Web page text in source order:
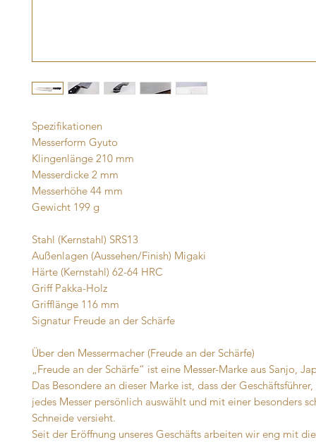
Spezifikationen
Messerform Gyuto
Klingenlänge 210 mm
Messerdicke 2 mm
Messerhöhe 44 mm
Gewicht 199 g
Stahl (Kernstahl) SRS13
Außenlagen (Aussehen/Finish) Migaki
Härte (Kernstahl) 62-64 HRC
Griff Pakka-Holz
Grifflänge 116 mm
Signatur Freude an der Schärfe
Über den Messermacher (Freude an der Schärfe)
„Freude an der Schärfe“ ist eine Messer-Marke aus Sanjo,
Das Besondere an dieser Marke ist, dass der
jedes Messer persönlich auswählt und mit einer besonders
Schneide versieht.
Seit der Eröffnung unseres Geschäfts arbeiten wir eng mit